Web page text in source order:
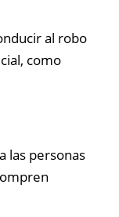
al robo
como
las personas